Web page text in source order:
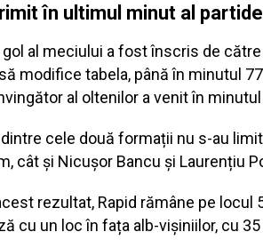
în ultimul minut al
al meciului a fost înscris de
modifice tabela, până în minutul
al oltenilor a venit în
dintre cele două formații nu s-au
cât și Nicușor Bancu și Laurențiu
rezultat, Rapid rămâne pe
cu un loc în fața alb-vișiniilor, cu